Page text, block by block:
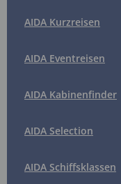
AIDA Kurzreisen
AIDA Eventreisen
AIDA Kabinenfinder
AIDA Selection
AIDA Schiffsklassen